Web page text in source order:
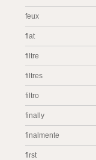
feux
fiat
filtre
filtres
filtro
finally
finalmente
first